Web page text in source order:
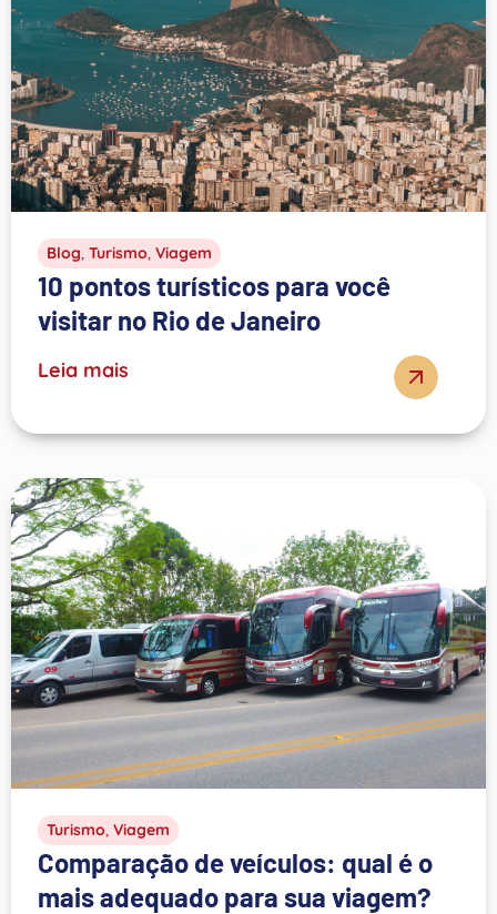
Blog, Turismo, Viagem
10 pontos turísticos para você
visitar no Rio de Janeiro
Leia mais
Turismo, Viagem
Comparação de veículos: qual é o
mais adequado para sua viagem?